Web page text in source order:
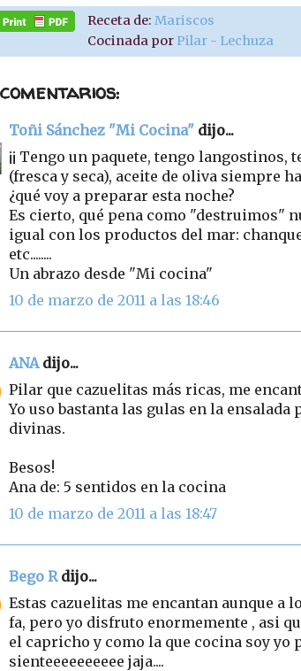
Receta de:Mariscos
Cocinada por Pilar - Lechuza
Toñi Sánchez "Mi Cocina" dijo...
¡¡ Tengo un paquete, tengo
(fresca y seca), aceite de oliva siempre
¿qué voy a preparar esta noche?
Es cierto, qué pena como "destruimos"
igual con los productos del mar:
etc........
Un abrazo desde "Mi cocina"
10 de marzo de 2011 a las 18:46
ANAdijo...
Pilar que cazuelitas más ricas, me
Yo uso bastanta las gulas en la ensalada
divinas.
Besos!
Ana de: 5 sentidos en la cocina
10 de marzo de 2011 a las 18:47
Bego Rdijo...
Estas cazuelitas me encantan aunque a
fa, pero yo disfruto enormemente , asi
el capricho y como la que cocina soy yo
sienteeeeeeeeee jaja....